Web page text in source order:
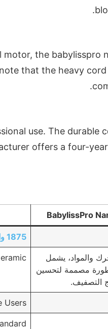
motor, the babylisspro
that the heavy
use. The
offers a four-
BabylissPro
1875 واط
والمواد، يشمل
مصممة لتحسين
التصفيف.
Users